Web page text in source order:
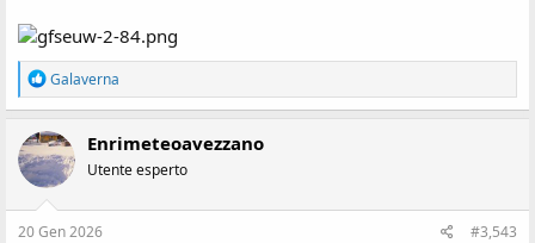
R
e
a
z
i
o
n
i
:
Galaverna
Enrimeteoavezzano
Utente esperto
20 Gen 2026 #3,543